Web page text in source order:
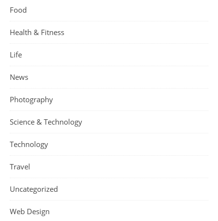
Food
Health & Fitness
Life
News
Photography
Science & Technology
Technology
Travel
Uncategorized
Web Design